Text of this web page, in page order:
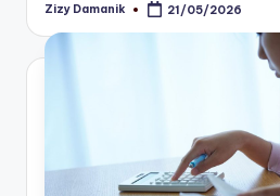
Posted
Zizy Damanik 21/05/2026